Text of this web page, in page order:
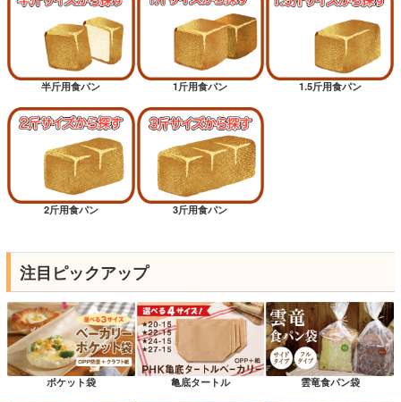
半斤用食パン 1斤用食パン 1.5斤用食パン
2斤用食パン 3斤用食パン
注目ピックアップ
ポケット袋 亀底タートル 雲竜食パン袋